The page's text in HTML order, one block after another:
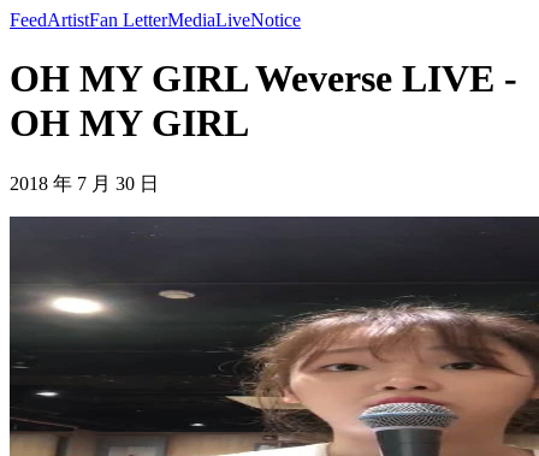
FeedArtistFan LetterMediaLiveNotice
OH MY GIRL Weverse LIVE -
OH MY GIRL
2018 年 7 月 30 日